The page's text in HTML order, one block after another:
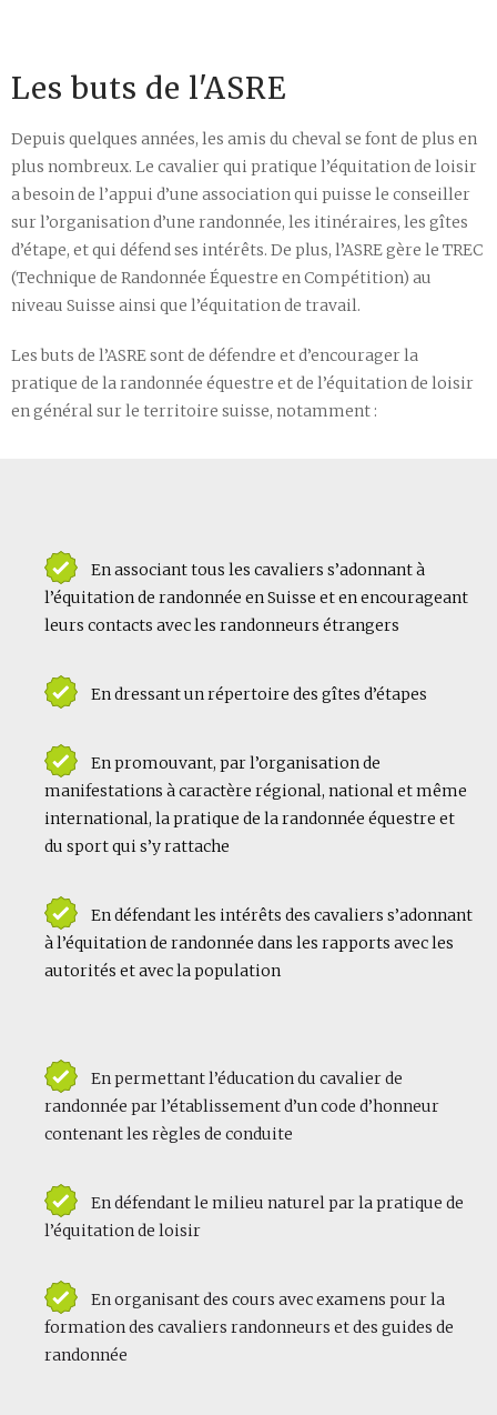
Les buts de l'ASRE
Depuis quelques années, les amis du cheval se font de plus en
plus nombreux. Le cavalier qui pratique l’équitation de loisir
a besoin de l’appui d’une association qui puisse le conseiller
sur l’organisation d’une randonnée, les itinéraires, les gîtes
d’étape, et qui défend ses intérêts. De plus, l’ASRE gère le TREC
(Technique de Randonnée Équestre en Compétition) au
niveau Suisse ainsi que l’équitation de travail.
Les buts de l’ASRE sont de défendre et d’encourager la
pratique de la randonnée équestre et de l’équitation de loisir
en général sur le territoire suisse, notamment :
En associant tous les cavaliers s’adonnant à
l’équitation de randonnée en Suisse et en encourageant
leurs contacts avec les randonneurs étrangers
En dressant un répertoire des gîtes d’étapes
En promouvant, par l’organisation de
manifestations à caractère régional, national et même
international, la pratique de la randonnée équestre et
du sport qui s’y rattache
En défendant les intérêts des cavaliers s’adonnant
à l’équitation de randonnée dans les rapports avec les
autorités et avec la population
En permettant l’éducation du cavalier de
randonnée par l’établissement d’un code d’honneur
contenant les règles de conduite
En défendant le milieu naturel par la pratique de
l’équitation de loisir
En organisant des cours avec examens pour la
formation des cavaliers randonneurs et des guides de
randonnée